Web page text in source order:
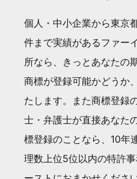
個人・中小企業から東京
件まで実績があるファー
所なら、きっとあなたの
商標が登録可能かどうか
たします。また商標登録
士・弁護士が直接あなた
標登録のことなら、10年
理数上位5位以内の特許